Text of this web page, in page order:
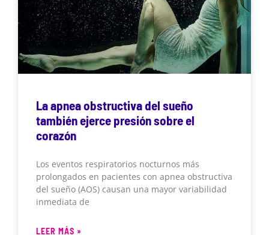
La apnea obstructiva del sueño
también ejerce presión sobre el
corazón
Los eventos respiratorios nocturnos más
prolongados en pacientes con apnea obstructiva
del sueño (AOS) causan una mayor variabilidad
inmediata de
LEER MÁS »